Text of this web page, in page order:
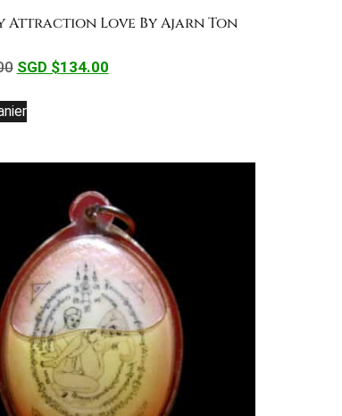
Attraction Love By Ajarn Ton
SGD $134.00